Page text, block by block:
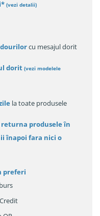
(vezi detalii)
cu mesajul dorit
dorit (vezi modelele
la toate produsele
produsele în
înapoi fara nici o
preferi